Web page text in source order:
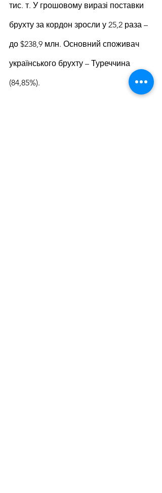
тис. т. У грошовому виразі поставки
брухту за кордон зросли у 25,2 раза –
до $238,9 млн. Основний споживач
українського брухту – Туреччина
(84,85%).